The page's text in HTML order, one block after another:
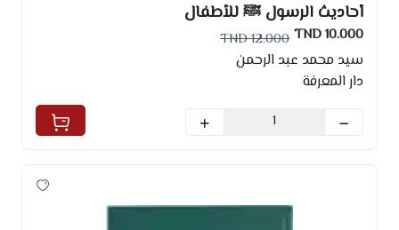
أحاديث الرسول ﷺ للأطفال
10.000 TND
12.000 TND
سيد محمد عبد الرحمن
دار المعرفة